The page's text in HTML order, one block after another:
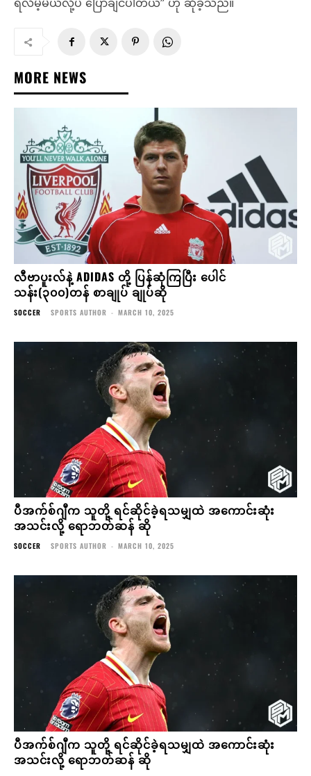
ရလိမ့်မယ်လို့ပဲ ပြောချင်ပါတယ်” ဟု ဆိုခဲ့သည်။
MORE NEWS
လီဗာပူးလ်နဲ့ ADIDAS တို့ ပြန်ဆုံကြပြီး ပေါင်
သန်း(၃၀၀)တန် စာချုပ် ချုပ်ဆို
SOCCER SPORTS AUTHOR - MARCH 10, 2025
ပီအက်စ်ဂျီက သူတို့ ရင်ဆိုင်ခဲ့ရသမျှထဲ အကောင်းဆုံး
အသင်းလို့ ရောဘတ်ဆန် ဆို
SOCCER SPORTS AUTHOR - MARCH 10, 2025
ပီအက်စ်ဂျီက သူတို့ ရင်ဆိုင်ခဲ့ရသမျှထဲ အကောင်းဆုံး
အသင်းလို့ ရောဘတ်ဆန် ဆို